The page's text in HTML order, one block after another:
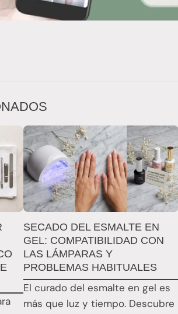
SECADO DEL ESMALTE EN
GEL: COMPATIBILIDAD CON
LAS LÁMPARAS Y
PROBLEMAS HABITUALES
El curado del esmalte en gel es
más que luz y tiempo. Descubre